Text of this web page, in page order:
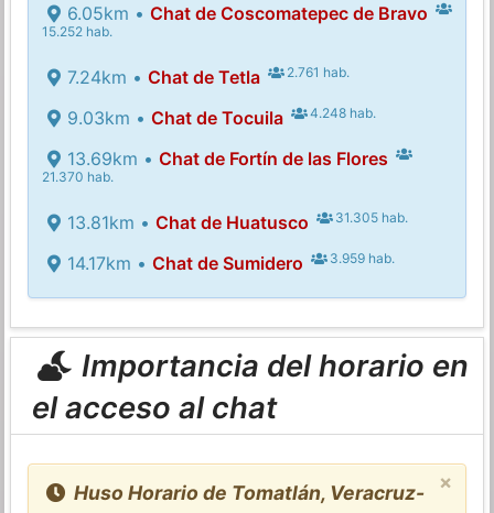
6.05km • Chat de Coscomatepec de Bravo
15.252 hab.
7.24km • Chat de Tetla 2.761 hab.
9.03km • Chat de Tocuila 4.248 hab.
13.69km • Chat de Fortín de las Flores
21.370 hab.
13.81km • Chat de Huatusco 31.305 hab.
14.17km • Chat de Sumidero 3.959 hab.
Importancia del horario en
el acceso al chat
×
Huso Horario de Tomatlán, Veracruz-